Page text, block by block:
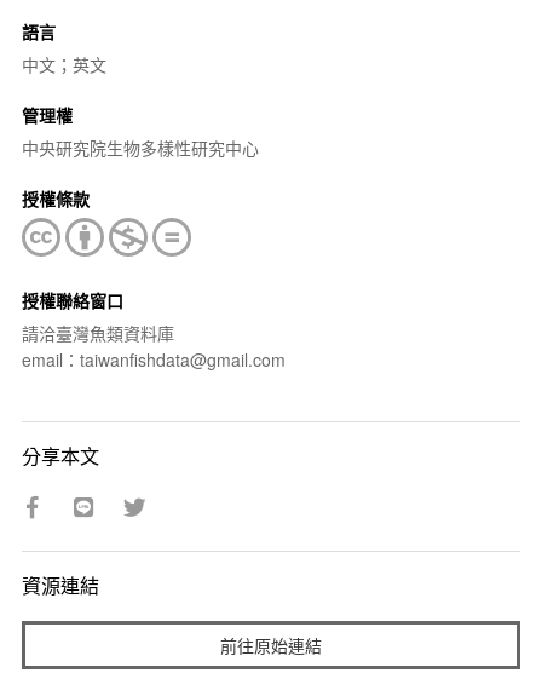
語言
中文；英文
管理權
中央研究院生物多樣性研究中心
授權條款
授權聯絡窗口
請洽臺灣魚類資料庫
email：taiwanfishdata@gmail.com
分享本文
資源連結
前往原始連結